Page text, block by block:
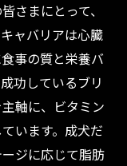
さまにとって、
ャバリアは心臓
事の質と栄養バ
功しているブリ
軸に、ビタミン
います。成犬だ
ジに応じて脂肪